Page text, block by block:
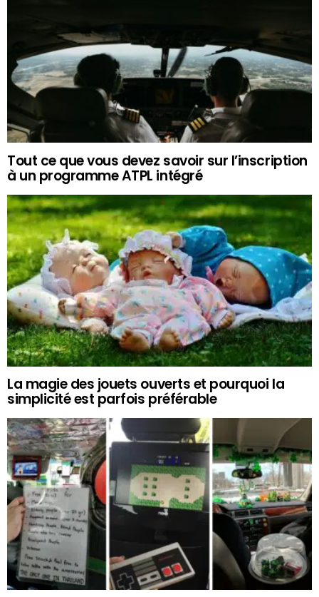
Tout ce que vous devez savoir sur l’inscription
à un programme ATPL intégré
La magie des jouets ouverts et pourquoi la
simplicité est parfois préférable